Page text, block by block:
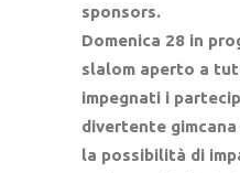
sponsors.
Domenica 28 in
slalom aperto a
impegnati i
divertente
la possibilità di